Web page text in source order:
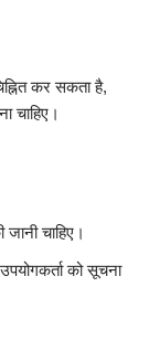
कर सकता है,
चाहिए।
जानी चाहिए।
को सूचना